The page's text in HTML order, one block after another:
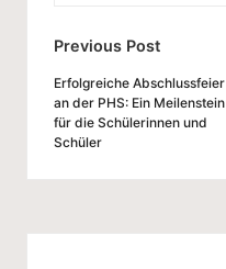
Post
navigation
Previous Post
Erfolgreiche Abschlussfeier
an der PHS: Ein Meilenstein
für die Schülerinnen und
Schüler